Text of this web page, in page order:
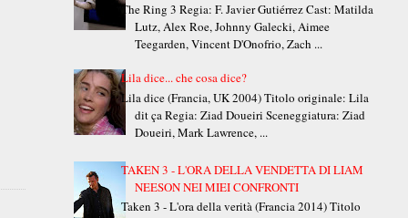
The Ring 3 Regia: F. Javier Gutiérrez Cast: Matilda
Lutz, Alex Roe, Johnny Galecki, Aimee
Teegarden, Vincent D'Onofrio, Zach ...
Lila dice... che cosa dice?
Lila dice (Francia, UK 2004) Titolo originale: Lila
dit ça Regia: Ziad Doueiri Sceneggiatura: Ziad
Doueiri, Mark Lawrence, ...
TAKEN 3 - L'ORA DELLA VENDETTA DI LIAM
NEESON NEI MIEI CONFRONTI
Taken 3 - L'ora della verità (Francia 2014) Titolo